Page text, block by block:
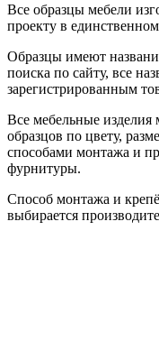
Все образцы мебели
проекту в
Образцы имеют
поиска по сайту, все
зарегистрированным
Все мебельные изделия
образцов по цвету,
способами монтажа и
фурнитуры.
Способ монтажа и
выбирается